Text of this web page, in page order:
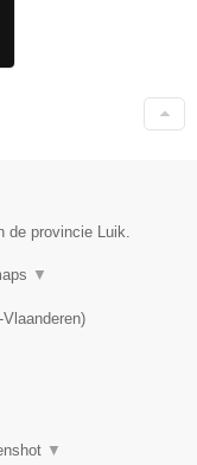
de provincie Luik.
▼
)
▼